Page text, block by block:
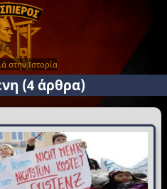
στην Ιστορία
(4 άρθρα)